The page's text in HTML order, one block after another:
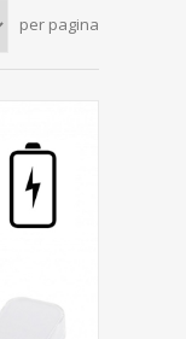
per pagina